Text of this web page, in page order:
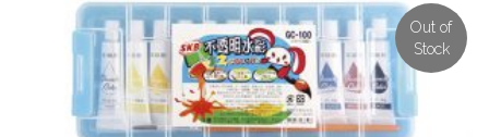
Out of
Stock